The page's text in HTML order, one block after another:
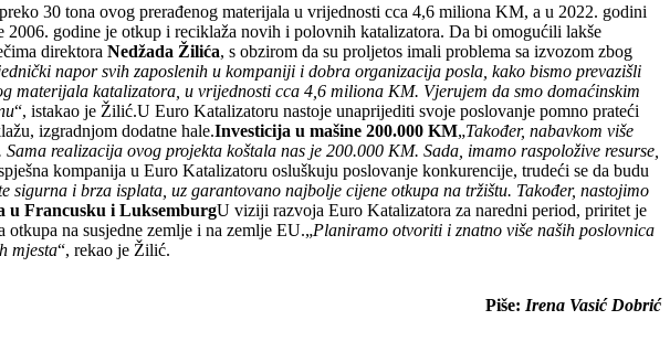
30 tona ovog prerađenog materijala u vrijednosti cca 4,6 miliona KM, a u 2022. godini
godine je otkup i reciklaža novih i polovnih katalizatora. Da bi omogućili lakše
direktora Nedžada Žilića, s obzirom da su proljetos imali problema sa izvozom zbog
napor svih zaposlenih u kompaniji i dobra organizacija posla, kako bismo prevazišli
materijala katalizatora, u vrijednosti cca 4,6 miliona KM. Vjerujem da smo domaćinskim
“, istakao je Žilić.U Euro Katalizatoru nastoje unaprijediti svoje poslovanje pomno prateći
izgradnjom dodatne hale.Investicija u mašine 200.000 KM„Također, nabavkom više
realizacija ovog projekta koštala nas je 200.000 KM. Sada, imamo raspoložive resurse,
kompanija u Euro Katalizatoru osluškuju poslovanje konkurencije, trudeći se da budu
i brza isplata, uz garantovano najbolje cijene otkupa na tržištu. Također, nastojimo
u Francusku i LuksemburgU viziji razvoja Euro Katalizatora za naredni period, priritet je
na susjedne zemlje i na zemlje EU.„Planiramo otvoriti i znatno više naših poslovnica
mjesta“, rekao je Žilić.
Piše: Irena Vasić Dobrić